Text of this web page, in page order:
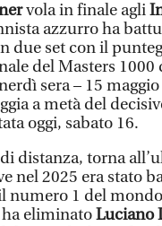
vola in finale agli
azzurro ha
due set con il
del Masters 1000
sera – 15 maggio
a metà del
oggi, sabato 16.
distanza, torna
nel 2025 era stato
numero 1 del
ha eliminatoLuciano